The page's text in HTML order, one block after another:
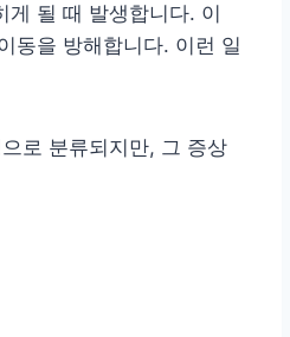
게 될 때 발생합니다. 이
동을 방해합니다. 이런 일
로 분류되지만, 그 증상